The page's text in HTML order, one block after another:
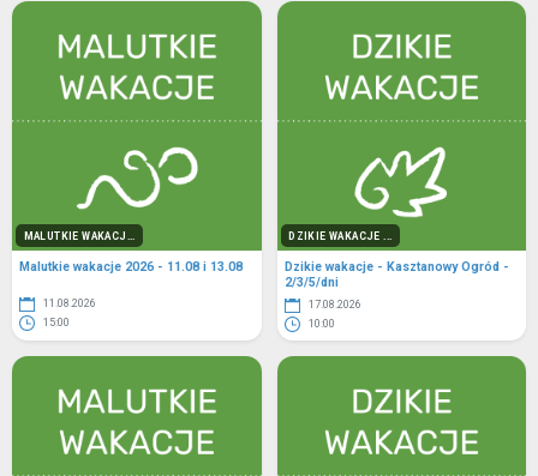
MALUTKIE WAKACJ...
Malutkie wakacje 2026 - 11.08 i 13.08
11.08.2026
15:00
DZIKIE WAKACJE ...
Dzikie wakacje - Kasztanowy Ogród -
2/3/5/dni
17.08.2026
10:00